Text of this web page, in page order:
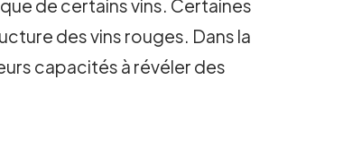
de certains vins. Certaines
des vins rouges. Dans la
capacités à révéler des